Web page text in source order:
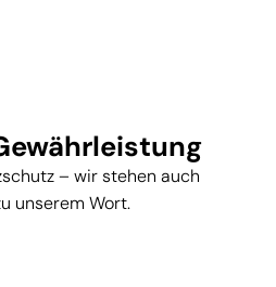
– wir stehen auch
unserem Wort.